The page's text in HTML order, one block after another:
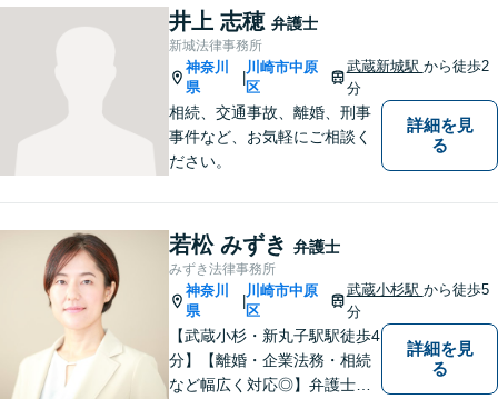
問題】不貞慰謝料請求／財産
分与・養育費など【相続】相
続手続は他士業と連携してワ
ンストップ解決
井上 志穂 弁護士
新城法律事務所
神奈川
県
川崎市中原
区
武蔵新城駅 から徒歩2
分
相続、交通事故、離婚、刑事
事件など、お気軽にご相談く
ださい。
詳細を見
る
若松 みずき 弁護士
みずき法律事務所
神奈川
県
川崎市中原
区
武蔵小杉駅 から徒歩5
分
【武蔵小杉・新丸子駅駅徒歩4
分】【離婚・企業法務・相続
など幅広く対応◎】弁護士歴1
詳細を見
る